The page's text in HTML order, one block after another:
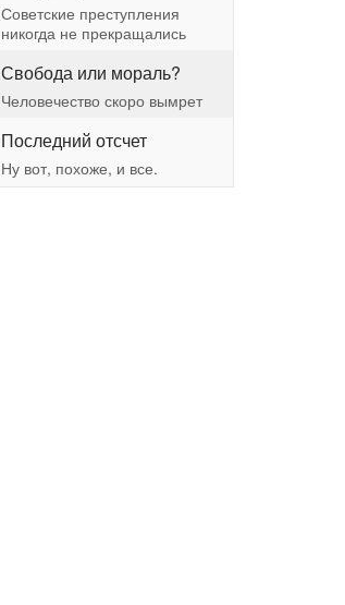
Советские преступления
никогда не прекращались
Свобода или мораль?
Человечество скоро вымрет
Последний отсчет
Ну вот, похоже, и все.